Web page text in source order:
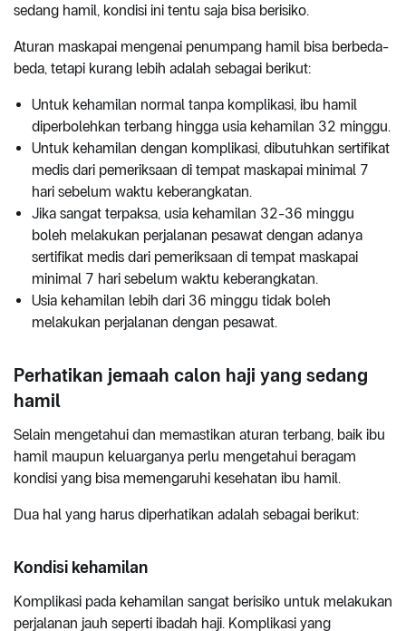
sedang hamil, kondisi ini tentu saja bisa berisiko.
Aturan maskapai mengenai penumpang hamil bisa berbeda-
beda, tetapi kurang lebih adalah sebagai berikut:
Untuk kehamilan normal tanpa komplikasi, ibu hamil
diperbolehkan terbang hingga usia kehamilan 32 minggu.
Untuk kehamilan dengan komplikasi, dibutuhkan sertifikat
medis dari pemeriksaan di tempat maskapai minimal 7
hari sebelum waktu keberangkatan.
Jika sangat terpaksa, usia kehamilan 32-36 minggu
boleh melakukan perjalanan pesawat dengan adanya
sertifikat medis dari pemeriksaan di tempat maskapai
minimal 7 hari sebelum waktu keberangkatan.
Usia kehamilan lebih dari 36 minggu tidak boleh
melakukan perjalanan dengan pesawat.
Perhatikan jemaah calon haji yang sedang
hamil
Selain mengetahui dan memastikan aturan terbang, baik ibu
hamil maupun keluarganya perlu mengetahui beragam
kondisi yang bisa memengaruhi kesehatan ibu hamil.
Dua hal yang harus diperhatikan adalah sebagai berikut:
Kondisi kehamilan
Komplikasi pada kehamilan sangat berisiko untuk melakukan
perjalanan jauh seperti ibadah haji. Komplikasi yang